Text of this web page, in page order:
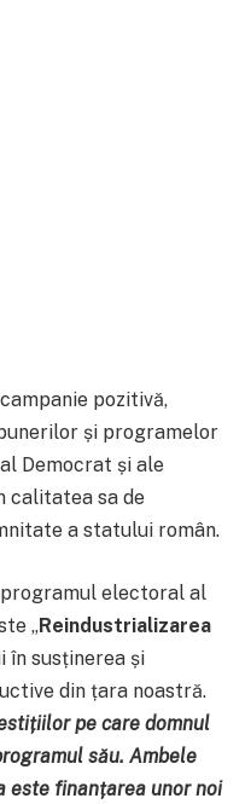
pozitivă,
și programelor
Democrat și ale
calitatea sa de
a statului român.
electoral al
„Reindustrializarea
în susținerea și
din țara noastră.
pe care domnul
său. Ambele
este finanțarea unor noi